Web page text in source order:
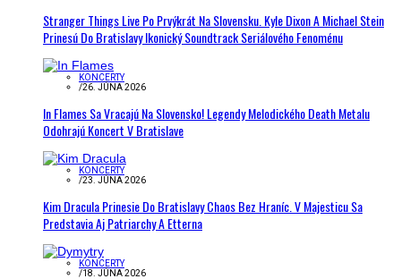
Stranger Things Live Po Prvýkrát Na Slovensku. Kyle Dixon A Michael Stein
Prinesú Do Bratislavy Ikonický Soundtrack Seriálového Fenoménu
KONCERTY
/26. JÚNA 2026
In Flames Sa Vracajú Na Slovensko! Legendy Melodického Death Metalu
Odohrajú Koncert V Bratislave
KONCERTY
/23. JÚNA 2026
Kim Dracula Prinesie Do Bratislavy Chaos Bez Hraníc. V Majesticu Sa
Predstavia Aj Patriarchy A Etterna
KONCERTY
/18. JÚNA 2026